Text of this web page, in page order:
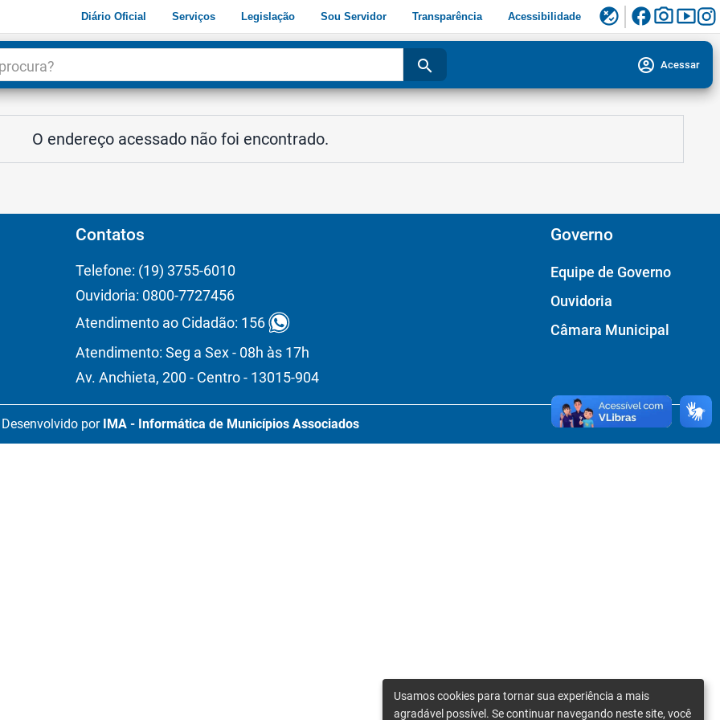
Diário Oficial Serviços Legislação Sou Servidor Transparência Acessibilidade flaky facebookphoto_camerasmart_display
search account_circle Acessar
O endereço acessado não foi encontrado.
Contatos
Telefone: (19) 3755-6010
Ouvidoria: 0800-7727456
Atendimento ao Cidadão: 156
Atendimento: Seg a Sex - 08h às 17h
Av. Anchieta, 200 - Centro - 13015-904
Governo
Equipe de Governo
Ouvidoria
Câmara Municipal
Desenvolvido por IMA - Informática de Municípios Associados
Usamos cookies para tornar sua experiência a mais
agradável possível. Se continuar navegando neste site, você